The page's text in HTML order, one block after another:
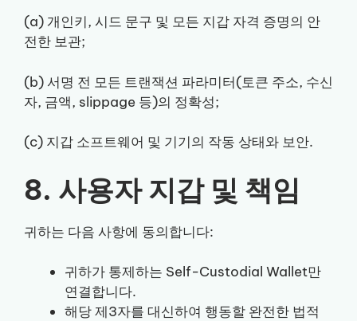
(a) 개인키, 시드 문구 및 모든 지갑 자격 증명의 안
전한 보관;
(b) 서명 전 모든 트랜잭션 파라미터(토큰 주소, 수신
자, 금액, slippage 등)의 정확성;
(c) 지갑 소프트웨어 및 기기의 작동 상태와 보안.
8. 사용자 지갑 및 책임
귀하는 다음 사항에 동의합니다:
귀하가 통제하는 Self-Custodial Wallet만
연결합니다.
해당 제3자를 대신하여 행동할 완전한 법적